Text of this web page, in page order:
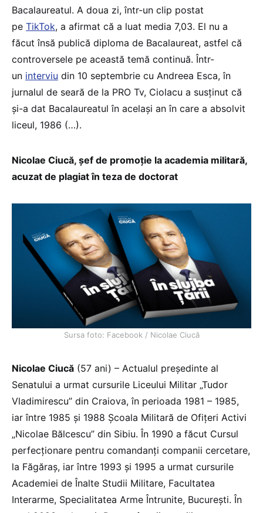
Bacalaureatul. A doua zi, într-un clip postat
pe TikTok, a afirmat că a luat media 7,03. El nu a
făcut însă publică diploma de Bacalaureat, astfel că
controversele pe această temă continuă. Într-
un interviu din 10 septembrie cu Andreea Esca, în
jurnalul de seară de la PRO Tv, Ciolacu a susținut că
și-a dat Bacalaureatul în același an în care a absolvit
liceul, 1986 (…).
Nicolae Ciucă, șef de promoție la academia militară,
acuzat de plagiat în teza de doctorat
Sursa foto: Facebook / Nicolae Ciucă
Nicolae Ciucă (57 ani) – Actualul președinte al
Senatului a urmat cursurile Liceului Militar „Tudor
Vladimirescu” din Craiova, în perioada 1981 – 1985,
iar între 1985 și 1988 Şcoala Militară de Ofiţeri Activi
„Nicolae Bălcescu” din Sibiu. În 1990 a făcut Cursul
perfecţionare pentru comandanţi companii cercetare,
la Făgăraş, iar între 1993 și 1995 a urmat cursurile
Academiei de Înalte Studii Militare, Facultatea
Interarme, Specialitatea Arme Întrunite, Bucureşti. În